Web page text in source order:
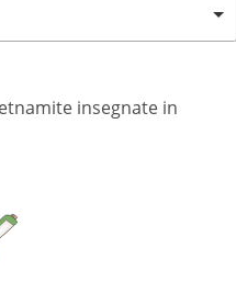
insegnate in
marziali